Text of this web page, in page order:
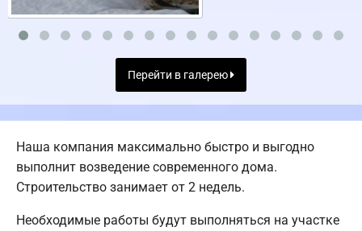
Перейти в галерею
Наша компания максимально быстро и выгодно
выполнит возведение современного дома.
Строительство занимает от 2 недель.
Необходимые работы будут выполняться на участке